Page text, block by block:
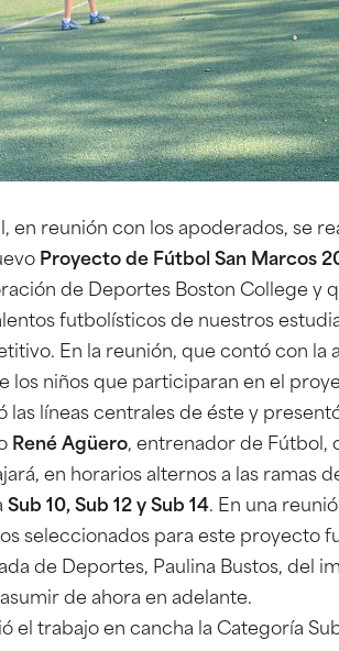
en reunión con los apoderados, se
Proyecto de Fútbol San Marcos
de Deportes Boston College y
futbolísticos de nuestros
En la reunión, que contó con la
los niños que participaran en el
las líneas centrales de éste y
René Agüero, entrenador de Fútbol,
en horarios alternos a las ramas
Sub 10, Sub 12 y Sub 14. En una
seleccionados para este proyecto
de Deportes, Paulina Bustos, del
de ahora en adelante.
el trabajo en cancha la Categoría